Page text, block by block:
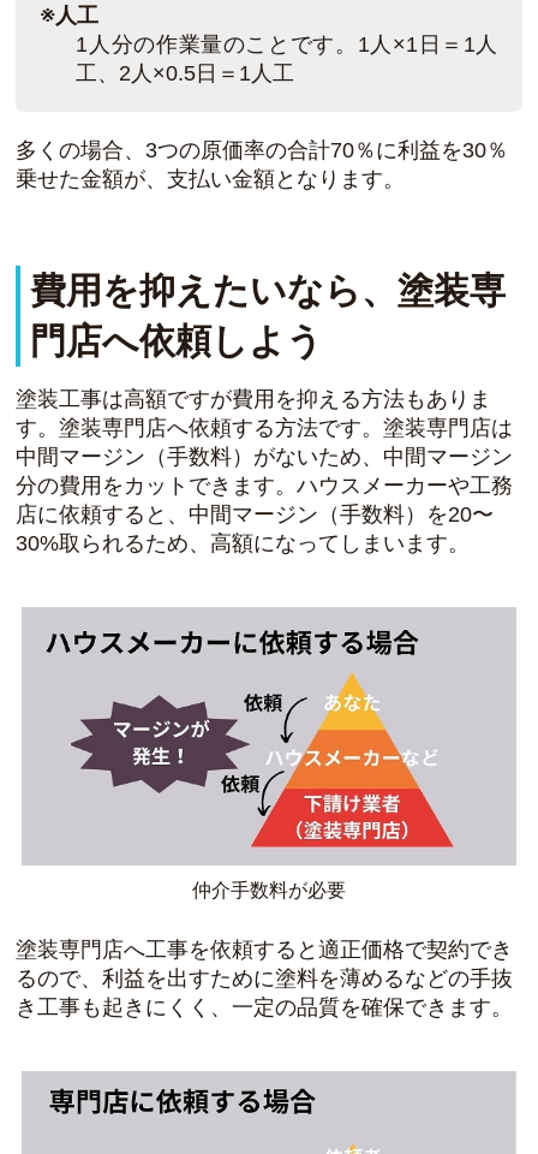
※人工
1人分の作業量のことです。1人×1日＝1人
工、2人×0.5日＝1人工
多くの場合、3つの原価率の合計70％に利益を30％
乗せた金額が、支払い金額となります。
費用を抑えたいなら、塗装専
門店へ依頼しよう
塗装工事は高額ですが費用を抑える方法もありま
す。塗装専門店へ依頼する方法です。塗装専門店は
中間マージン（手数料）がないため、中間マージン
分の費用をカットできます。ハウスメーカーや工務
店に依頼すると、中間マージン（手数料）を20〜
30%取られるため、高額になってしまいます。
仲介手数料が必要
塗装専門店へ工事を依頼すると適正価格で契約でき
るので、利益を出すために塗料を薄めるなどの手抜
き工事も起きにくく、一定の品質を確保できます。